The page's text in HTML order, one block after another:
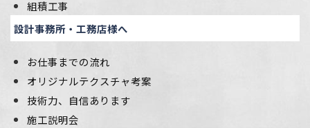
組積工事
設計事務所・工務店様へ
お仕事までの流れ
オリジナルテクスチャ考案
技術力、自信あります
施工説明会